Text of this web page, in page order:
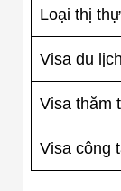
Loại thị
Visa du lịch
Visa thăm
Visa công